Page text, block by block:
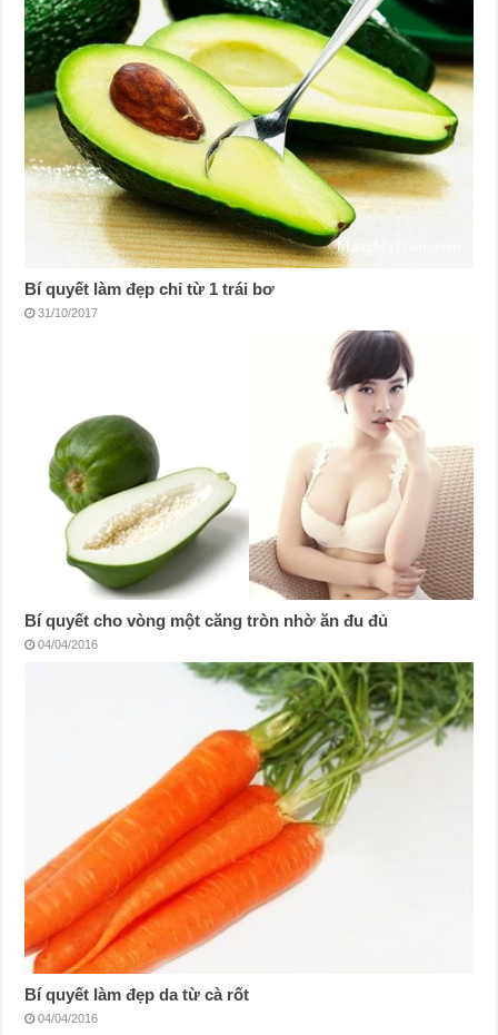
Bí quyết làm đẹp chỉ từ 1 trái bơ
31/10/2017
Bí quyết cho vòng một căng tròn nhờ ăn đu đủ
04/04/2016
Bí quyết làm đẹp da từ cà rốt
04/04/2016